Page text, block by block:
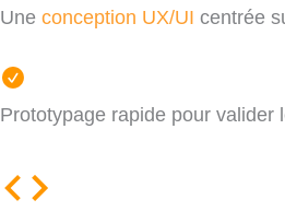
Une conception UX/UI centrée
Prototypage rapide pour valider